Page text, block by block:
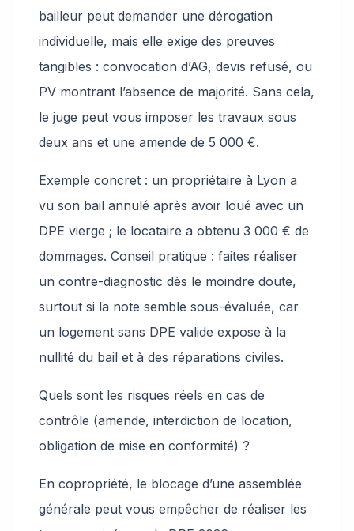
bailleur peut demander une dérogation
individuelle, mais elle exige des preuves
tangibles : convocation d’AG, devis refusé, ou
PV montrant l’absence de majorité. Sans cela,
le juge peut vous imposer les travaux sous
deux ans et une amende de 5 000 €.
Exemple concret : un propriétaire à Lyon a
vu son bail annulé après avoir loué avec un
DPE vierge ; le locataire a obtenu 3 000 € de
dommages. Conseil pratique : faites réaliser
un contre-diagnostic dès le moindre doute,
surtout si la note semble sous-évaluée, car
un logement sans DPE valide expose à la
nullité du bail et à des réparations civiles.
Quels sont les risques réels en cas de
contrôle (amende, interdiction de location,
obligation de mise en conformité) ?
En copropriété, le blocage d’une assemblée
générale peut vous empêcher de réaliser les